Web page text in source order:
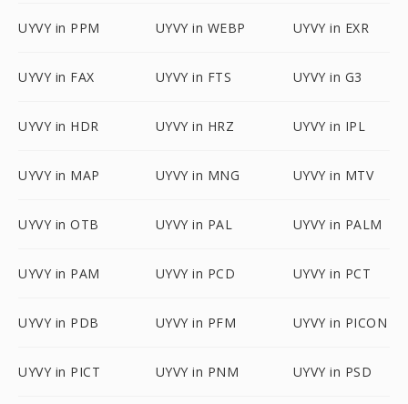
UYVY in PPM UYVY in WEBP UYVY in EXR
UYVY in FAX UYVY in FTS UYVY in G3
UYVY in HDR UYVY in HRZ UYVY in IPL
UYVY in MAP UYVY in MNG UYVY in MTV
UYVY in OTB UYVY in PAL UYVY in PALM
UYVY in PAM UYVY in PCD UYVY in PCT
UYVY in PDB UYVY in PFM UYVY in PICON
UYVY in PICT UYVY in PNM UYVY in PSD